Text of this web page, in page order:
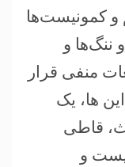
و کمونیست‌ها
ننگ‌ها و
منفی قرار
ها، یک
قاطی
و